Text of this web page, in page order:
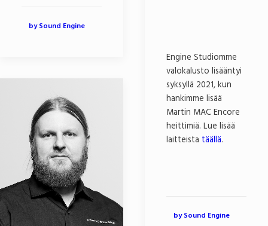
by Sound Engine
Engine Studiomme
valokalusto lisääntyi
syksyllä 2021, kun
hankimme lisää
Martin MAC Encore
heittimiä. Lue lisää
laitteista täällä.
by Sound Engine